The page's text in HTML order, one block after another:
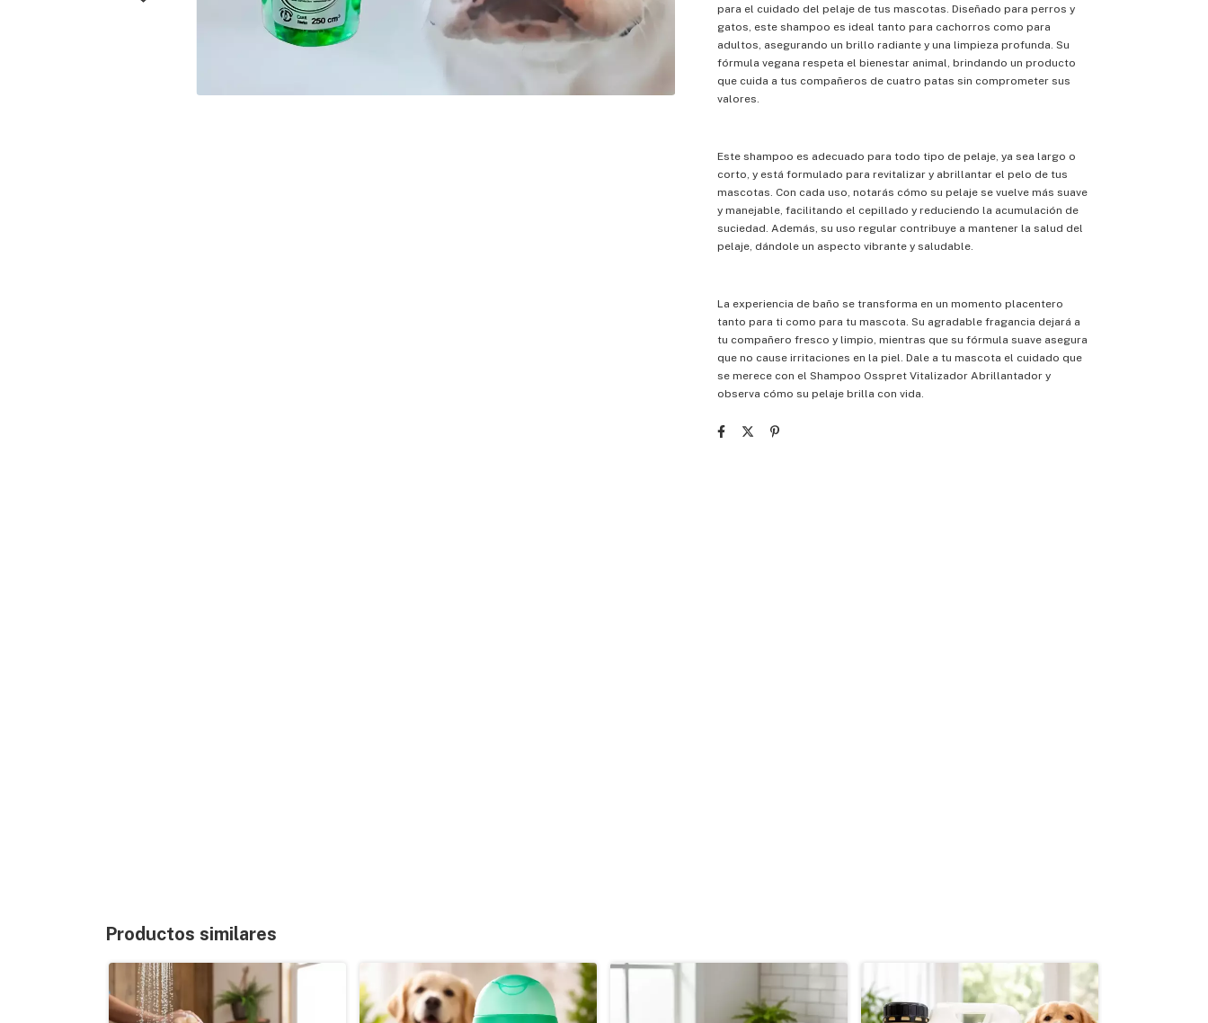
para el cuidado del pelaje de tus mascotas. Diseñado para perros y
gatos, este shampoo es ideal tanto para cachorros como para
adultos, asegurando un brillo radiante y una limpieza profunda. Su
fórmula vegana respeta el bienestar animal, brindando un producto
que cuida a tus compañeros de cuatro patas sin comprometer sus
valores.
Este shampoo es adecuado para todo tipo de pelaje, ya sea largo o
corto, y está formulado para revitalizar y abrillantar el pelo de tus
mascotas. Con cada uso, notarás cómo su pelaje se vuelve más suave
y manejable, facilitando el cepillado y reduciendo la acumulación de
suciedad. Además, su uso regular contribuye a mantener la salud del
pelaje, dándole un aspecto vibrante y saludable.
La experiencia de baño se transforma en un momento placentero
tanto para ti como para tu mascota. Su agradable fragancia dejará a
tu compañero fresco y limpio, mientras que su fórmula suave asegura
que no cause irritaciones en la piel. Dale a tu mascota el cuidado que
se merece con el Shampoo Osspret Vitalizador Abrillantador y
observa cómo su pelaje brilla con vida.
Productos similares